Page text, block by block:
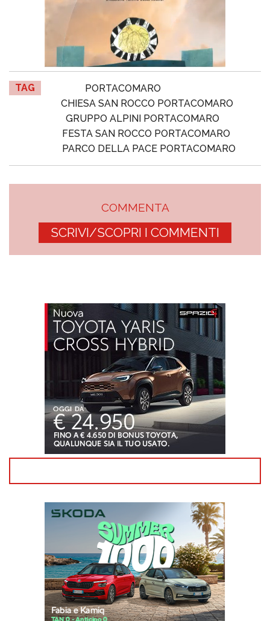
TAG
PORTACOMARO
CHIESA SAN ROCCO PORTACOMARO
GRUPPO ALPINI PORTACOMARO
FESTA SAN ROCCO PORTACOMARO
PARCO DELLA PACE PORTACOMARO
COMMENTA
SCRIVI/SCOPRI I COMMENTI